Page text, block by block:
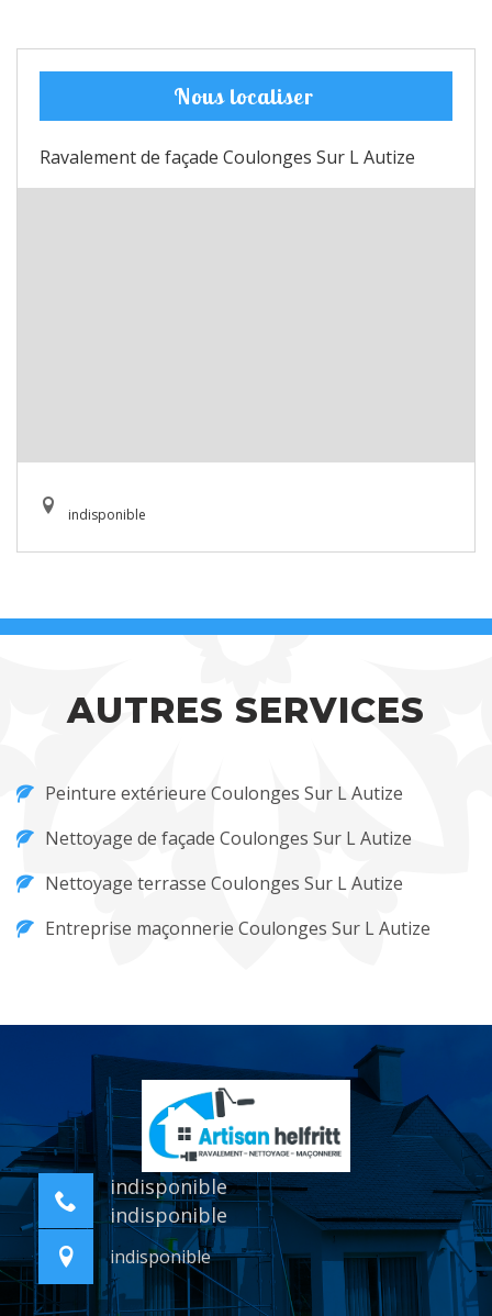
Nous localiser
Ravalement de façade Coulonges Sur L Autize
indisponible
AUTRES SERVICES
Peinture extérieure Coulonges Sur L Autize
Nettoyage de façade Coulonges Sur L Autize
Nettoyage terrasse Coulonges Sur L Autize
Entreprise maçonnerie Coulonges Sur L Autize
indisponible
indisponible
indisponible